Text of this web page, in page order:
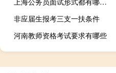
非应届生报考三支一扶条件
河南教师资格考试要求有哪些